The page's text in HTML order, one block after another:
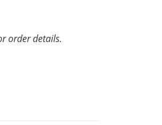
order details.